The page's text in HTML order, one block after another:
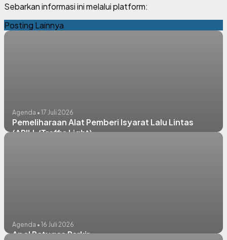
Sebarkan informasi ini melalui platform:
Posting Lainnya
Agenda • 17 Juli 2026
Pemeliharaan Alat Pemberi Isyarat Lalu Lintas
(APILL/Traffic Light)
Agenda • 16 Juli 2026
Apel Petugas Parkir